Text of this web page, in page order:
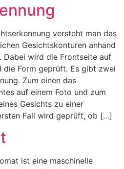
versteht man das
Gesichtskonturen anhand
Dabei wird die Frontseite auf
die Form geprüft. Es gibt zwei
Zum einen das
auf einem Foto und zum
Gesichts zu einer
Fall wird geprüft, ob […]
ist eine maschinelle